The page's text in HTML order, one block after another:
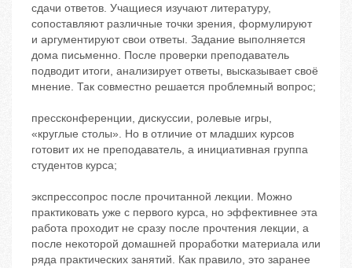
сдачи ответов. Учащиеся изучают литературу,
сопоставляют различные точки зрения, формулируют
и аргументируют свои ответы. Задание выполняется
дома письменно. После проверки преподаватель
подводит итоги, анализирует ответы, высказывает своё
мнение. Так совместно решается проблемный вопрос;
прессконференции, дискуссии, ролевые игры,
«круглые столы». Но в отличие от младших курсов
готовит их не преподаватель, а инициативная группа
студентов курса;
экспрессопрос после прочитанной лекции. Можно
практиковать уже с первого курса, но эффективнее эта
работа проходит не сразу после прочтения лекции, а
после некоторой домашней проработки материала или
ряда практических занятий. Как правило, это заранее